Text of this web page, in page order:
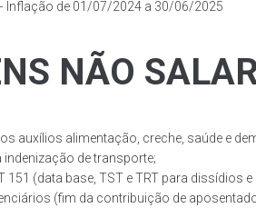
Inflação de 01/07/2024 a 30/06/2025
NÃO
auxílios alimentação, creche, saúde e
indenização de transporte;
151 (data base, TST e TRT para dissídios
(fim da contribuição de